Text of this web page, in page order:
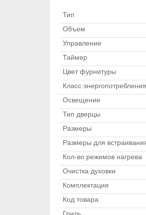
Тип
Объем
Управление
Таймер
Цвет фурнитуры
Класс энергопотребления
Освещение
Тип дверцы
Размеры
Размеры для
Кол-во режимов нагрева
Очистка духовки
Комплектация
Код товара